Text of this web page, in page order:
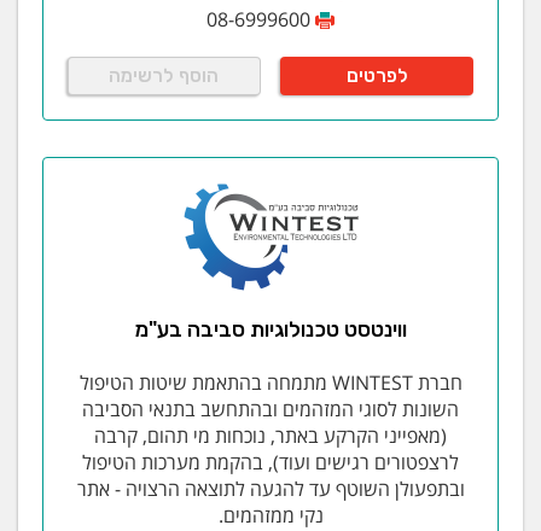
08-6999600
לפרטים הוסף לרשימה
ווינטסט טכנולוגיות סביבה בע"מ
חברת WINTEST מתמחה בהתאמת שיטות הטיפול
השונות לסוגי המזהמים ובהתחשב בתנאי הסביבה
(מאפייני הקרקע באתר, נוכחות מי תהום, קרבה
לרצפטורים רגישים ועוד), בהקמת מערכות הטיפול
ובתפעולן השוטף עד להגעה לתוצאה הרצויה - אתר
נקי ממזהמים.